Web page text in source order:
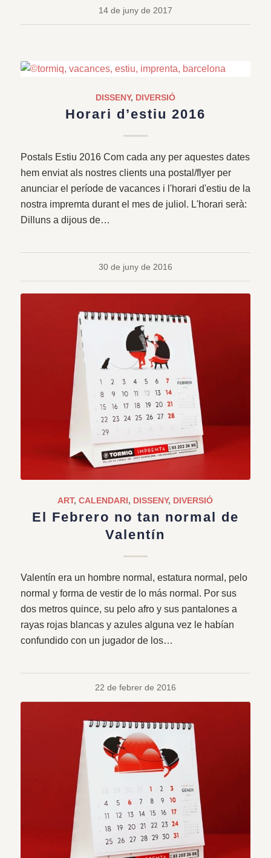
14 de juny de 2017
DISSENY, DIVERSIÓ
Horari d’estiu 2016
Postals Estiu 2016 Com cada any per aquestes dates
hem enviat als nostres clients una postal/flyer per
anunciar el període de vacances i l'horari d'estiu de la
nostra impremta durant el mes de juliol. L'horari serà:
Dilluns a dijous de…
30 de juny de 2016
ART,CALENDARI, DISSENY, DIVERSIÓ
El Febrero no tan normal de
Valentín
Valentín era un hombre normal, estatura normal, pelo
normal y forma de vestir de lo más normal. Por sus
dos metros quince, su pelo afro y sus pantalones a
rayas rojas blancas y azules alguna vez le habían
confundido con un jugador de los…
22 de febrer de 2016